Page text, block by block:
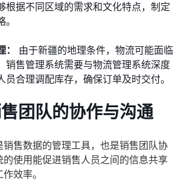
根据不同区域的需求和文化特点，制定
由于新疆的地理条件，物流可能面临
销售管理系统需要与物流管理系统深度
员合理调配库存，确保订单及时交付。
团队的协作与沟通
售数据的管理工具，也是销售团队协
使用能促进销售人员之间的信息共享
效率。